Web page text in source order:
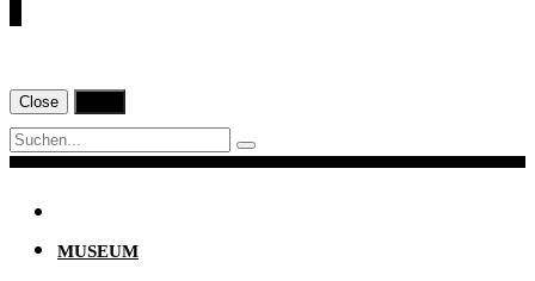
Close
Navigation
MUSEUM